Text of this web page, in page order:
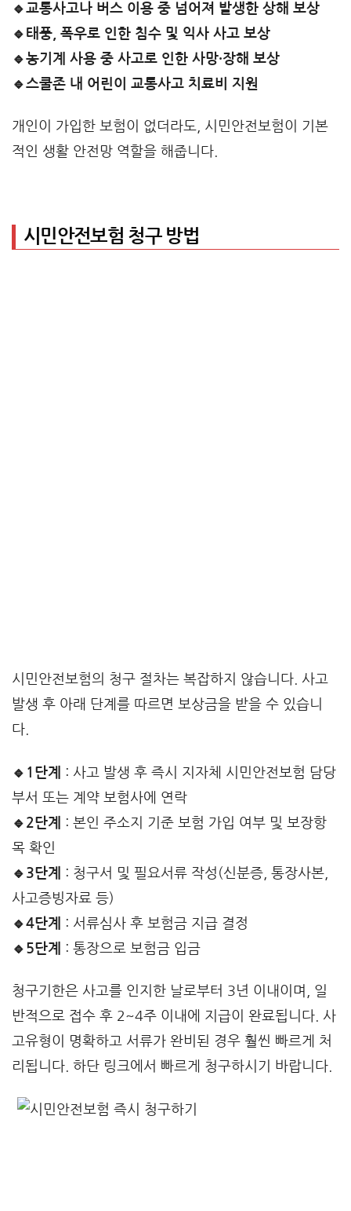
🔹교통사고나 버스 이용 중 넘어져 발생한 상해 보상
🔹태풍, 폭우로 인한 침수 및 익사 사고 보상
🔹농기계 사용 중 사고로 인한 사망·장해 보상
🔹스쿨존 내 어린이 교통사고 치료비 지원
개인이 가입한 보험이 없더라도, 시민안전보험이 기본
적인 생활 안전망 역할을 해줍니다.
시민안전보험 청구 방법
시민안전보험의 청구 절차는 복잡하지 않습니다. 사고
발생 후 아래 단계를 따르면 보상금을 받을 수 있습니
다.
🔹1단계
: 사고 발생 후 즉시 지자체 시민안전보험 담당
부서 또는 계약 보험사에 연락
🔹2단계
: 본인 주소지 기준 보험 가입 여부 및 보장항
목 확인
🔹3단계
: 청구서 및 필요서류 작성(신분증, 통장사본,
사고증빙자료 등)
🔹4단계
: 서류심사 후 보험금 지급 결정
🔹5단계
: 통장으로 보험금 입금
청구기한은 사고를 인지한 날로부터 3년 이내이며, 일
반적으로 접수 후 2~4주 이내에 지급이 완료됩니다. 사
고유형이 명확하고 서류가 완비된 경우 훨씬 빠르게 처
리됩니다. 하단 링크에서 빠르게 청구하시기 바랍니다.